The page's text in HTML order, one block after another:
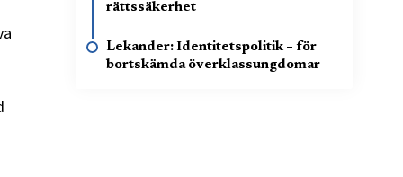
rättssäkerhet
Lekander: Identitetspolitik – för
bortskämda överklassungdomar